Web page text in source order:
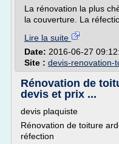
La rénovation la plus
la couverture. La
Lire la suite
Date: 2016-06-27
Site : devis-renovation-
Rénovation de
devis et prix ...
devis plaquiste
Rénovation de toiture
réfection